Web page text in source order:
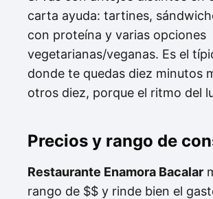
carta ayuda: tartines,
con proteína y varias opciones
vegetarianas/veganas. Es el
donde te quedas diez minutos
otros diez, porque el ritmo del
Precios y rango de
Restaurante Enamora Bacalar
rango de $$ y rinde bien el